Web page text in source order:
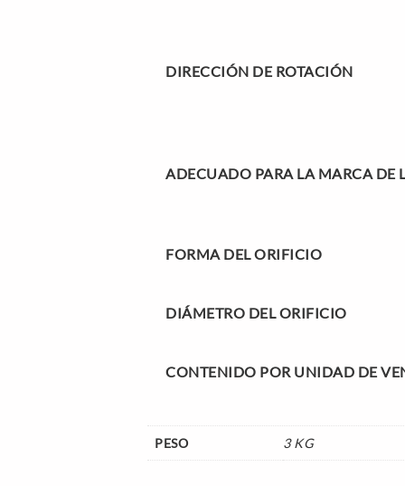
DIRECCIÓN DE ROTACIÓN
ADECUADO PARA LA MARCA
FORMA DEL ORIFICIO
DIÁMETRO DEL ORIFICIO
CONTENIDO POR UNIDAD DE
PESO 3 KG